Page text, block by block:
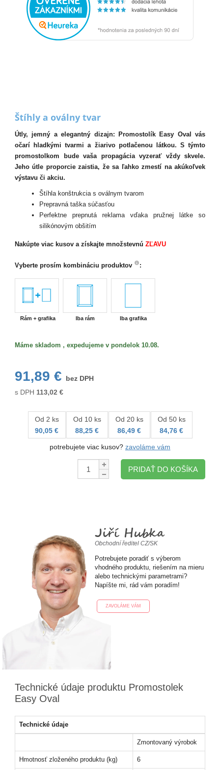
Štíhly a oválny tvar
Útly, jemný a elegantný dizajn: Promostolík Easy Oval vás
očarí hladkými tvarmi a žiarivo potlačenou látkou. S týmto
promostolkom bude vaša propagácia vyzerať vždy skvele.
Jeho útle proporcie zaistia, že sa ľahko zmestí na akúkoľvek
výstavu či akciu.
Štíhla konštrukcia s oválnym tvarom
Prepravná taška súčasťou
Perfektne prepnutá reklama vďaka pružnej látke so
silikónovým obšitím
Nakúpte viac kusov a získajte množstevnú ZĽAVU
Vyberte prosím kombináciu produktov :
Rám + grafika Iba rám Iba grafika
Máme skladom , expedujeme v pondelok 10.08.
91,89 €
bez DPH
s DPH 113,02 €
Od 2 ks
90,05 €
Od 10 ks
88,25 €
Od 20 ks
86,49 €
Od 50 ks
84,76 €
potrebujete viac kusov? zavoláme vám
Množstvo:
PRIDAŤ DO KOŠÍKA
Jiří Hubka
Obchodní ředitel CZ/SK
Potrebujete poradiť s výberom
vhodného produktu, riešením na mieru
alebo technickými parametrami?
Napíšte mi, rád vám poradím!
ZAVOLÁME VÁM
Technické údaje produktu Promostolek
Easy Oval
Technické údaje
Zmontovaný výrobok
Hmotnosť zloženého produktu (kg) 6